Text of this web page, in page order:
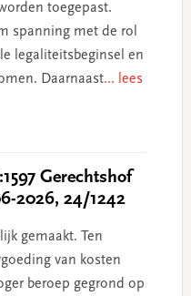
toegepast.
spanning met de rol
legaliteitsbeginsel en
Daarnaast... lees
Gerechtshof
2026, 24/1242
gemaakt. Ten
van kosten
beroep gegrond op